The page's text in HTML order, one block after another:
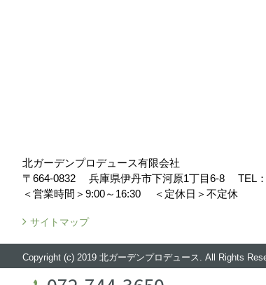
北ガーデンプロデュース有限会社
〒664-0832
兵庫県伊丹市下河原1丁目6-8 TEL：
＜営業時間＞9:00～16:30
＜定休日＞不定休
サイトマップ
Copyright (c) 2019 北ガーデンプロデュース. All Rights